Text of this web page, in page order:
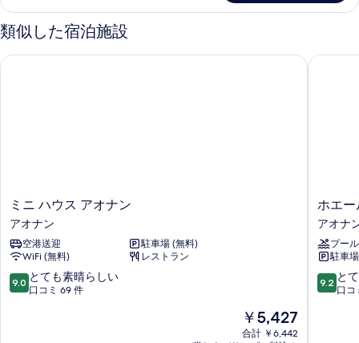
真
を
表
細
類似した宿泊施設
ミ
ニ
ハ
ウ
ス
ア
オ
ミニ ハウス アオナン
アオナン
空港送迎
駐車場 (無料)
WiFi (無料)
レストラン
10
段
9.0 とても素晴らしい
口コミ 69 件
現
在
￥5,427
合計 ￥6,442
ミニ ハウス アオナン
ホ
エ
ー
ル
カ
ム
ア
ホエ
アオナ
プール
駐車
10
段
9.2 と
口コ
ホエー